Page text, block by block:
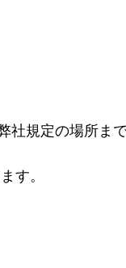
規定の場所ま
す。